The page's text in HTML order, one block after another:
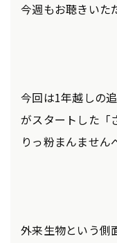
今週もお聴きいた
今回は1年越しの
がスタートした「
りっ粉まんません
外来生物という側